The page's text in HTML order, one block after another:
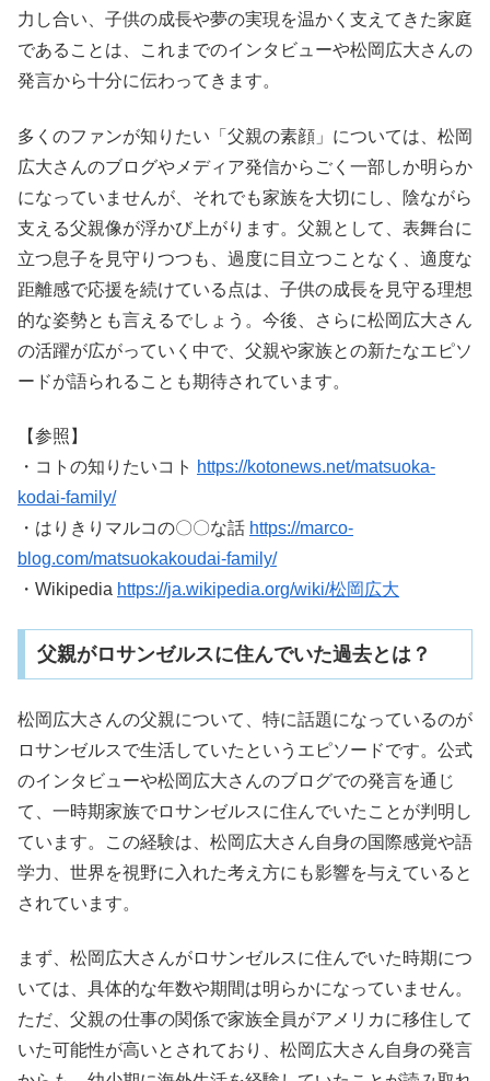
力し合い、子供の成長や夢の実現を温かく支えてきた家庭
であることは、これまでのインタビューや松岡広大さんの
発言から十分に伝わってきます。
多くのファンが知りたい「父親の素顔」については、松岡
広大さんのブログやメディア発信からごく一部しか明らか
になっていませんが、それでも家族を大切にし、陰ながら
支える父親像が浮かび上がります。父親として、表舞台に
立つ息子を見守りつつも、過度に目立つことなく、適度な
距離感で応援を続けている点は、子供の成長を見守る理想
的な姿勢とも言えるでしょう。今後、さらに松岡広大さん
の活躍が広がっていく中で、父親や家族との新たなエピソ
ードが語られることも期待されています。
【参照】
・コトの知りたいコト https://kotonews.net/matsuoka-
kodai-family/
・はりきりマルコの〇〇な話 https://marco-
blog.com/matsuokakoudai-family/
・Wikipedia https://ja.wikipedia.org/wiki/松岡広大
父親がロサンゼルスに住んでいた過去とは？
松岡広大さんの父親について、特に話題になっているのが
ロサンゼルスで生活していたというエピソードです。公式
のインタビューや松岡広大さんのブログでの発言を通じ
て、一時期家族でロサンゼルスに住んでいたことが判明し
ています。この経験は、松岡広大さん自身の国際感覚や語
学力、世界を視野に入れた考え方にも影響を与えていると
されています。
まず、松岡広大さんがロサンゼルスに住んでいた時期につ
いては、具体的な年数や期間は明らかになっていません。
ただ、父親の仕事の関係で家族全員がアメリカに移住して
いた可能性が高いとされており、松岡広大さん自身の発言